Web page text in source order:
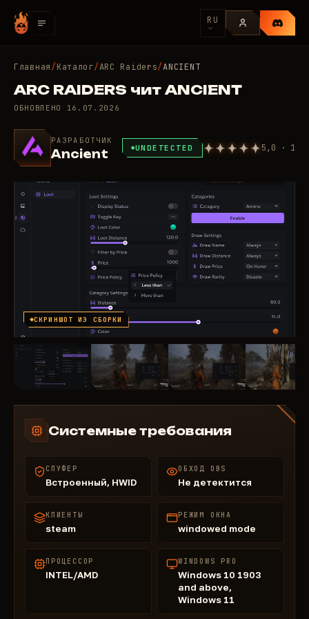
RU
Главная/Каталог/ARC Raiders/ANCIENT
ARC RAIDERS чит ANCIENT
ОБНОВЛЕНО 16.07.2026
РАЗРАБОТЧИК
Ancient UNDETECTED 5,0 · 1
СКРИНШОТ ИЗ СБОРКИ
Системные требования
СПУФЕР
Встроенный, HWID
ОБХОД OBS
Не детектится
КЛИЕНТЫ
steam
РЕЖИМ ОКНА
windowed mode
ПРОЦЕССОР
INTEL/AMD
WINDOWS PRO
Windows 10 1903
and above,
Windows 11